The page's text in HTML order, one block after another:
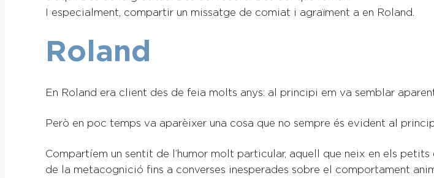
I especialment, compartir un missatge de comiat i agraïment a en Roland.
Roland
En Roland era client des de feia molts anys: al principi em va semblar
Però en poc temps va aparèixer una cosa que no sempre és evident al
Compartíem un sentit de l’humor molt particular, aquell que neix en els
de la metacognició fins a converses inesperades sobre el comportament